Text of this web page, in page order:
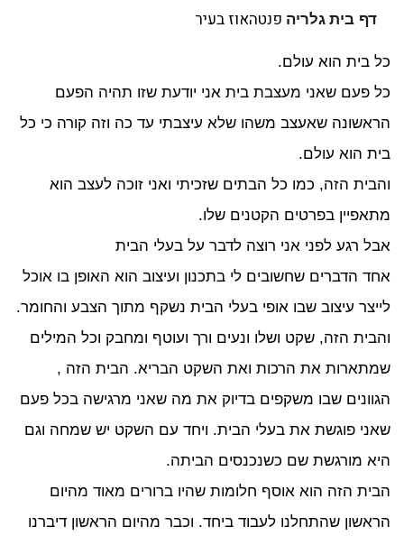
דף בית גלריה פנטהאוז בעיר
בית הוא עולם.
פעם שאני מעצבת בית אני יודעת שזו תהיה הפעם
שאעצב משהו שלא עיצבתי עד כה וזה קורה כי כל
הוא עולם.
הזה, כמו כל הבתים שזכיתי ואני זוכה לעצב הוא
בפרטים הקטנים שלו.
רגע לפני אני רוצה לדבר על בעלי הבית
הדברים שחשובים לי בתכנון ועיצוב הוא האופן בו אוכל
עיצוב שבו אופי בעלי הבית נשקף מתוך הצבע והחומר.
הזה, שקט ושלו ונעים ורך ועוטף ומחבק וכל המילים
את הרכות ואת השקט הבריא. הבית הזה ,
שבו משקפים בדיוק את מה שאני מרגישה בכל פעם
פוגשת את בעלי הבית. ויחד עם השקט יש שמחה וגם
מורגשת שם כשנכנסים הביתה.
הזה הוא אוסף חלומות שהיו ברורים מאוד מהיום
שהתחלנו לעבוד ביחד. וכבר מהיום הראשון דיברנו